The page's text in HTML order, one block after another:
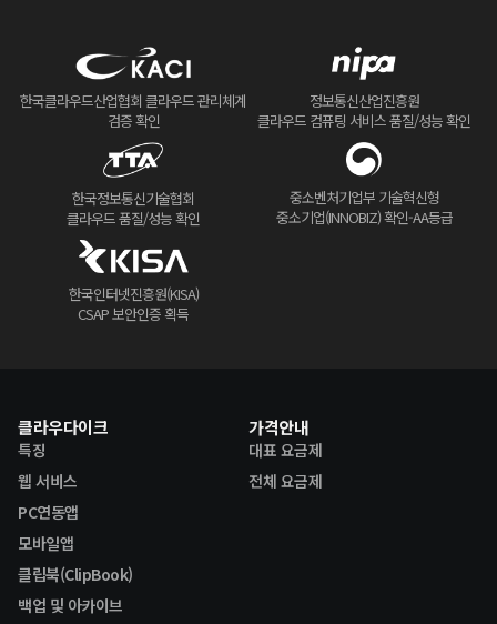
한국클라우드산업협회 클라우드 관리체계
검증 확인
정보통신산업진흥원
클라우드 컴퓨팅 서비스 품질/성능 확인
한국정보통신기술협회
클라우드 품질/성능 확인
중소벤처기업부 기술혁신형
중소기업(INNOBIZ) 확인-AA등급
한국인터넷진흥원(KISA)
CSAP 보안인증 획득
클라우다이크
특징
웹 서비스
PC연동앱
모바일앱
클립북(ClipBook)
백업 및 아카이브
가격안내
대표 요금제
전체 요금제